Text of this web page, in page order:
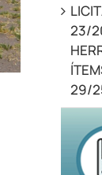
23/
29/